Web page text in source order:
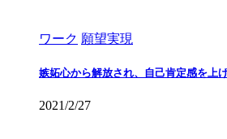
ワーク 願望実現
嫉妬心から解放され、自己肯定感を上
2021/2/27